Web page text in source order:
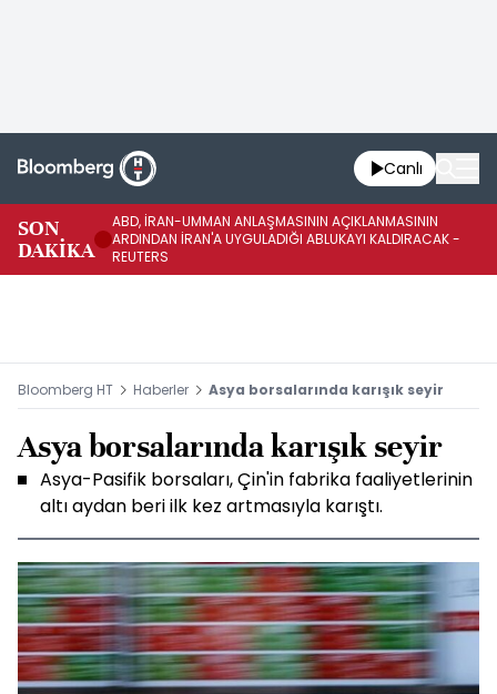
Canlı
SON
DAKİKA
ABD, İRAN-UMMAN ANLAŞMASININ AÇIKLANMASININ
ARDINDAN İRAN'A UYGULADIĞI ABLUKAYI KALDIRACAK -
REUTERS
Bloomberg HT Haberler Asya borsalarında karışık seyir
Asya borsalarında karışık seyir
Asya-Pasifik borsaları, Çin'in fabrika faaliyetlerinin
altı aydan beri ilk kez artmasıyla karıştı.